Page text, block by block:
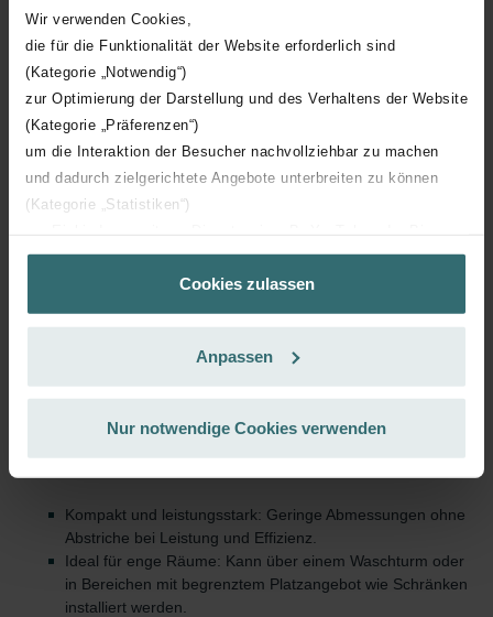
Wir verwenden Cookies,
die für die Funktionalität der Website erforderlich sind
(Kategorie „Notwendig“)
zur Optimierung der Darstellung und des Verhaltens der Website
(Kategorie „Präferenzen“)
um die Interaktion der Besucher nachvollziehbar zu machen
und dadurch zielgerichtete Angebote unterbreiten zu können
(Kategorie „Statistiken“)
(Kategorie „Marketing“)
Über „Details zeigen“ bzw. die Datenschutzerklärung erhalten
Sie weitere Informationen. Durch die Auswahl der Kategorie
der Auswahl von „Statistiken“ willigen Sie ein, dass wir Ihren
Besuchsverlauf auf unserer Website verwenden, um Ihnen die
maßgeschneiderte Informationen basierend auf Ihren Interessen
widerrufen.
Datenschutzerklärung der Zehnder Group
Zehnder Group AG: Data Privacy
Cookies zulassen
Anpassen
Nur notwendige Cookies verwenden
Mehr erfahren über Salla
Kompakt und leistungsstark: Geringe Abmessungen ohne
Abstriche bei Leistung und Effizienz.
Ideal für enge Räume: Kann über einem Waschturm oder
in Bereichen mit begrenztem Platzangebot wie Schränken
installiert werden.